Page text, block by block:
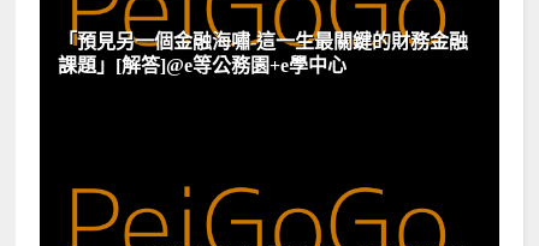
「預見另一個金融海嘯-這一生最關鍵的財務金融
課題」[解答]@e等公務園+e學中心